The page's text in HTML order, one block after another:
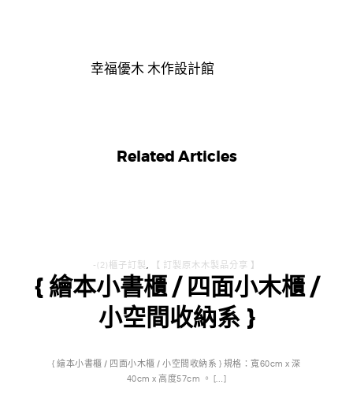
幸福優木 木作設計館
Related Articles
-(2)櫃子訂製, 【 訂製原木木製品分享 】
{ 繪本小書櫃 / 四面小木櫃 /
小空間收納系 }
{ 繪本小書櫃 / 四面小木櫃 / 小空間收納系 } 規格：寬60cm x 深
40cm x 高度57cm 。 […]